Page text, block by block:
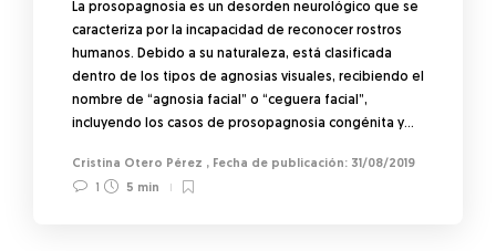
La prosopagnosia es un desorden neurológico que se
caracteriza por la incapacidad de reconocer rostros
humanos. Debido a su naturaleza, está clasificada
dentro de los tipos de agnosias visuales, recibiendo el
nombre de “agnosia facial” o “ceguera facial”,
incluyendo los casos de prosopagnosia congénita y…
Cristina Otero Pérez ,
31/08/2019
1
5 min